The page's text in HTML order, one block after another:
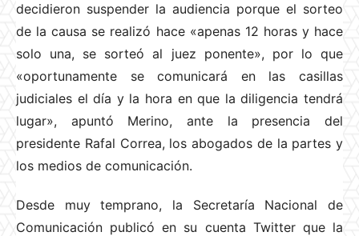
decidieron suspender la audiencia porque el sorteo
de la causa se realizó hace «apenas 12 horas y hace
solo una, se sorteó al juez ponente», por lo que
«oportunamente se comunicará en las casillas
judiciales el día y la hora en que la diligencia tendrá
lugar», apuntó Merino, ante la presencia del
presidente Rafal Correa, los abogados de la partes y
los medios de comunicación.
Desde muy temprano, la Secretaría Nacional de
Comunicación publicó en su cuenta Twitter que la